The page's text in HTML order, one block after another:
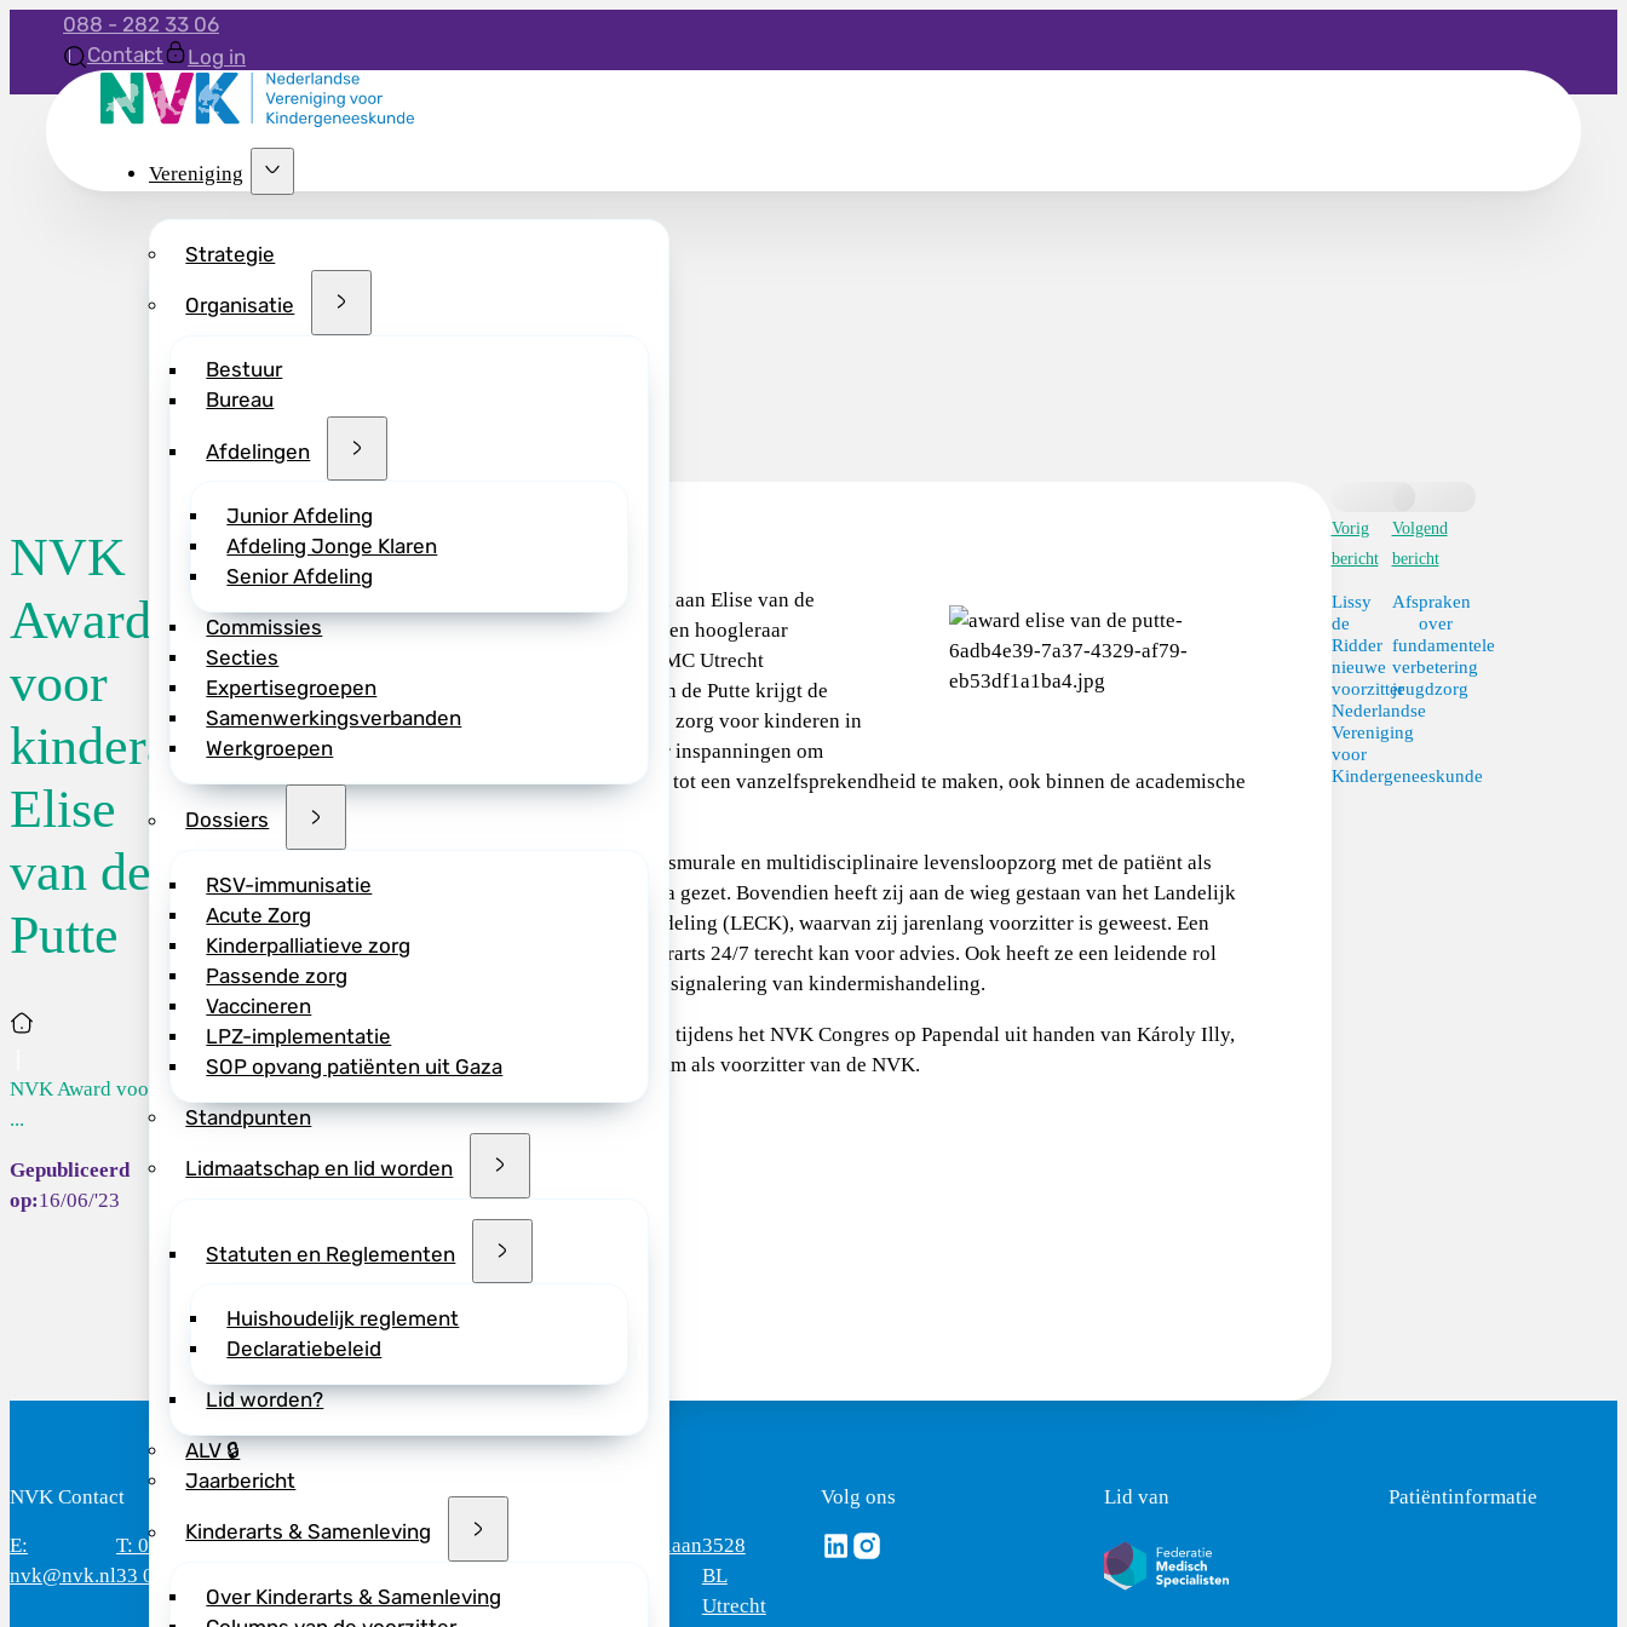
088 - 282 33 06
Contact
Log in
Vereniging
Strategie
Organisatie
Bestuur
Bureau
Afdelingen
Junior Afdeling
Afdeling Jonge Klaren
Senior Afdeling
Commissies
Secties
Expertisegroepen
Samenwerkingsverbanden
Werkgroepen
Dossiers
RSV-immunisatie
Acute Zorg
Kinderpalliatieve zorg
Passende zorg
Vaccineren
LPZ-implementatie
SOP opvang patiënten uit Gaza
Standpunten
Lidmaatschap en lid worden
Statuten en Reglementen
Huishoudelijk reglement
Declaratiebeleid
Lid worden?
ALV 🔒
Jaarbericht
Kinderarts & Samenleving
Over Kinderarts & Samenleving
NVK
Award
voor
kinderarts
Elise
van de
Putte
Home
NVK Award voor
...
16/06/'23
De NVK Award 2023 is toegekend aan Elise van de
Putte, kinderarts sociale pediatrie en hoogleraar
Levensloopgeneeskunde in het UMC Utrecht
Wilhelmina Kinderziekenhuis. Van de Putte krijgt de
award vanwege haar inzet voor de zorg voor kinderen in
complexe sociale situaties en haar inspanningen om
integrale zorg voor het zieke kind tot een vanzelfsprekendheid te maken, ook binnen de academische
Mede dankzij haar inzet is de transmurale en multidisciplinaire levensloopzorg met de patiënt als
belangrijkste partner op de agenda gezet. Bovendien heeft zij aan de wieg gestaan van het Landelijk
Expertise Centrum Kindermishandeling (LECK), waarvan zij jarenlang voorzitter is geweest. Een
expertisecentrum waar elke kinderarts 24/7 terecht kan voor advies. Ook heeft ze een leidende rol
gespeeld in het verbeteren van de signalering van kindermishandeling.
Elise van de Putte ontving de prijs tijdens het NVK Congres op Papendal uit handen van Károly Illy,
die tijdens dit congres afscheid nam als voorzitter van de NVK.
Vorig
bericht
Lissy
de
Ridder
nieuwe
voorzitter
Nederlandse
Vereniging
voor
Kindergeneeskunde
Volgend
bericht
Afspraken
over
fundamentele
verbetering
jeugdzorg
NVK Contact
E:
nvk@nvk.nl
T: 088 - 282
33 06
Bereikbaar: 8.30 - 17.00 uur
Mercatorlaan3528
BL
Utrecht
Volg ons
Volg ons via Linkedin
Volg ons via Instagram
Lid van Patiëntinformatie